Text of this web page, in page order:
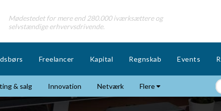
Mødestedet for mere end 280.000 iværksættere og
selvstændige erhvervsdrivende.
Freelancer Kapital Regnskab Events
& salg Innovation Netværk Flere